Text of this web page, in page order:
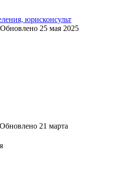
юрисконсульт
Обновлено 25 мая 2025
Обновлено 21 марта